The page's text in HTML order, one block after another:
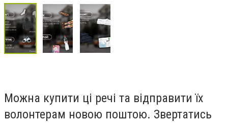
Можна купити ці речі та відправити їх
волонтерам новою поштою. Звертатись